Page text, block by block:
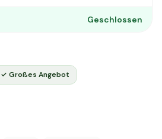
Geschlossen
✓ Großes Angebot